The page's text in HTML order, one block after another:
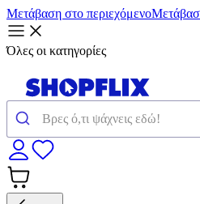
Μετάβαση στο περιεχόμενο
Όλες οι κατηγορίες